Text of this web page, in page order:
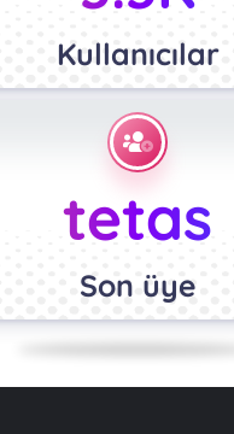
Kullanıcılar
tetas
Son üye